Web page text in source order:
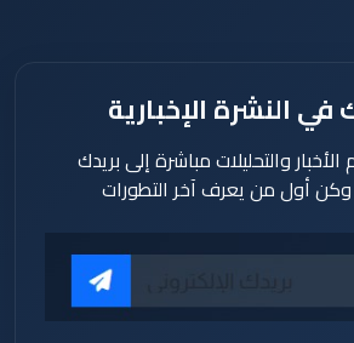
في النشرة الإخبارية
والتحليلات مباشرة إلى بريدك
وكن أول من يعرف آخر التطورات